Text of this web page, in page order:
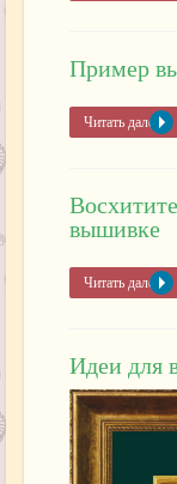
Пример
Читать далее »
вышивке
Читать далее »
Идеи для